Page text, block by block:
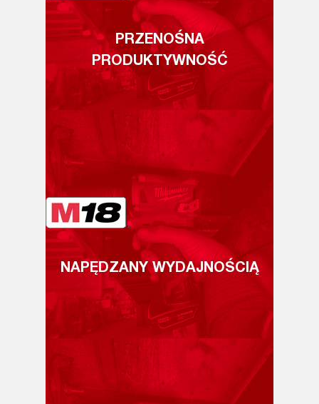
PRZENOŚNA
PRODUKTYWNOŚĆ
NAPĘDZANY WYDAJNOŚCIĄ